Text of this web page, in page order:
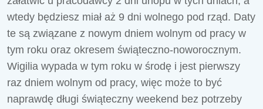
wtedy będziesz miał aż 9 dni wolnego pod rząd. Daty
te są związane z nowym dniem wolnym od pracy w
tym roku oraz okresem świąteczno-noworocznym.
Wigilia wypada w tym roku w środę i jest pierwszy
raz dniem wolnym od pracy, więc może to być
naprawdę długi świąteczny weekend bez potrzeby